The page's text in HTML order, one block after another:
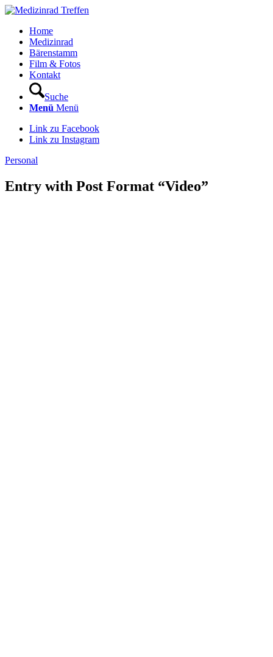
Home
Medizinrad
Bärenstamm
Film & Fotos
Kontakt
Suche
Menü Menü
Link zu Facebook
Link zu Instagram
Personal
Entry with Post Format “Video”